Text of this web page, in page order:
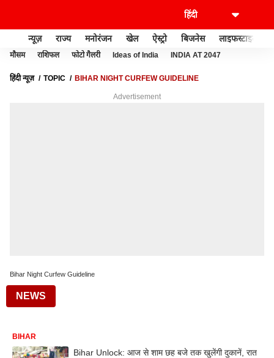
न्यूज़ राज्य मनोरंजन खेल ऐस्ट्रो बिजनेस लाइफस्टाइल
मौसम राशिफल फोटो गैलरी Ideas of India INDIA AT 2047
हिंदी न्यूज़ TOPIC BIHAR NIGHT CURFEW GUIDELINE
Advertisement
Bihar Night Curfew Guideline
NEWS
BIHAR
Bihar Unlock: आज से शाम छह बजे तक खुलेंगी दुकानें, रात